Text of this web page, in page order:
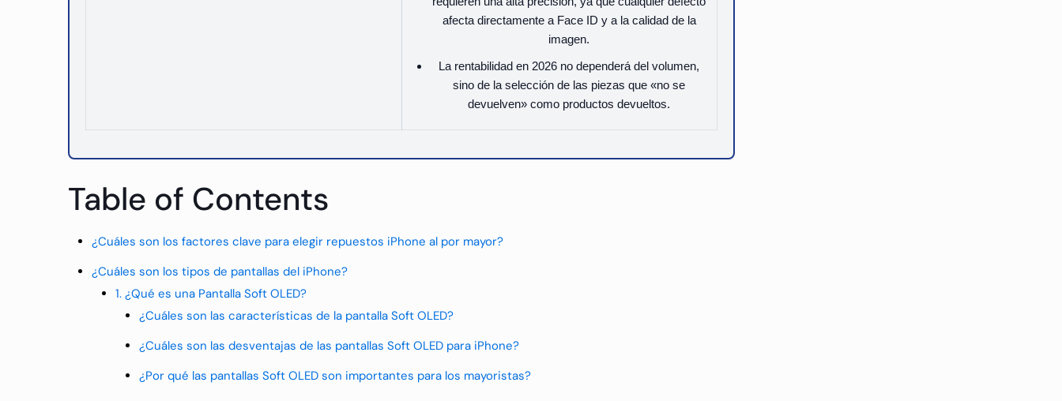
afecta directamente a Face ID y a la calidad de la
imagen.
La rentabilidad en 2026 no dependerá del volumen,
sino de la selección de las piezas que «no se
devuelven» como productos devueltos.
Table of Contents
¿Cuáles son los factores clave para elegir repuestos iPhone al por mayor?
¿Cuáles son los tipos de pantallas del iPhone?
1. ¿Qué es una Pantalla Soft OLED?
¿Cuáles son las características de la pantalla Soft OLED?
¿Cuáles son las desventajas de las pantallas Soft OLED para iPhone?
¿Por qué las pantallas Soft OLED son importantes para los mayoristas?